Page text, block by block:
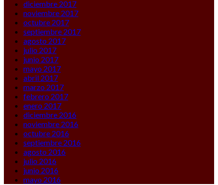
diciembre 2017
noviembre 2017
octubre 2017
septiembre 2017
agosto 2017
julio 2017
junio 2017
mayo 2017
abril 2017
marzo 2017
febrero 2017
enero 2017
diciembre 2016
noviembre 2016
octubre 2016
septiembre 2016
agosto 2016
julio 2016
junio 2016
mayo 2016